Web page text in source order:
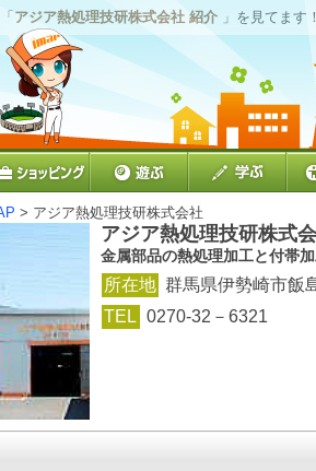
「アジア熱処理技研株式会社 紹介 」を見てます！
> アジア熱処理技研株式会社
アジア熱処理技研株式
金属部品の熱処理加工と付帯
所在地 群馬県伊勢崎市飯
TEL 0270-32－6321